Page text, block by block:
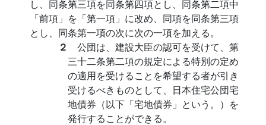
し、同条第三項を同条第四項とし、同条第二項中
「前項」を「第一項」に改め、同項を同条第三項
とし、同条第一項の次に次の一項を加える。
２ 公団は、建設大臣の認可を受けて、第
三十二条第二項の規定による特別の定め
の適用を受けることを希望する者が引き
受けるべきものとして、日本住宅公団宅
地債券（以下「宅地債券」という。）を
発行することができる。